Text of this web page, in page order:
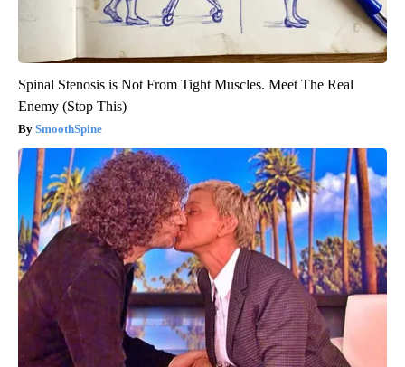
Spinal Stenosis is Not From Tight Muscles. Meet The Real
Enemy (Stop This)
SmoothSpine